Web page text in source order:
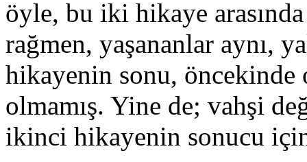
öyle, bu iki hikaye
rağmen, yaşananlar aynı,
hikayenin sonu, öncekinde
olmamış. Yine de; vahşi
ikinci hikayenin sonucu